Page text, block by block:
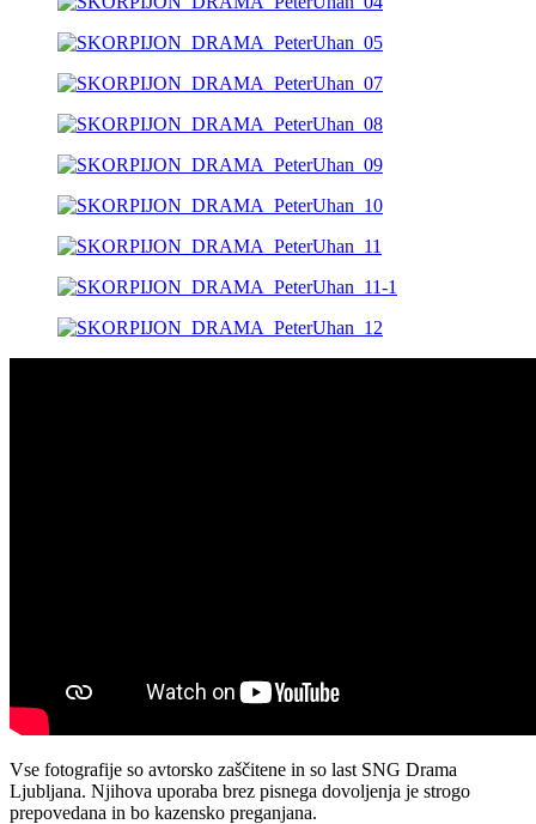
Vse fotografije so avtorsko zaščitene in so last SNG Drama
Ljubljana. Njihova uporaba brez pisnega dovoljenja je strogo
prepovedana in bo kazensko preganjana.